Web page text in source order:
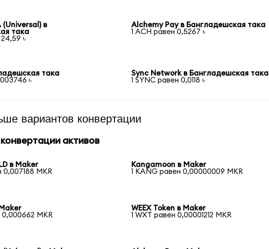
(Universal) в
така
৳
Alchemy Pay в Бангладешская така
1 ACH равен 0,5267 ৳
така
৳
Sync Network в Бангладешская така
1 SYNC равен 0,0118 ৳
вариантов конвертации
активов
в Maker
0,007188 MKR
Kangamoon в Maker
1 KANG равен 0,00000009 MKR
0,000662 MKR
WEEX Token в Maker
1 WXT равен 0,00001212 MKR